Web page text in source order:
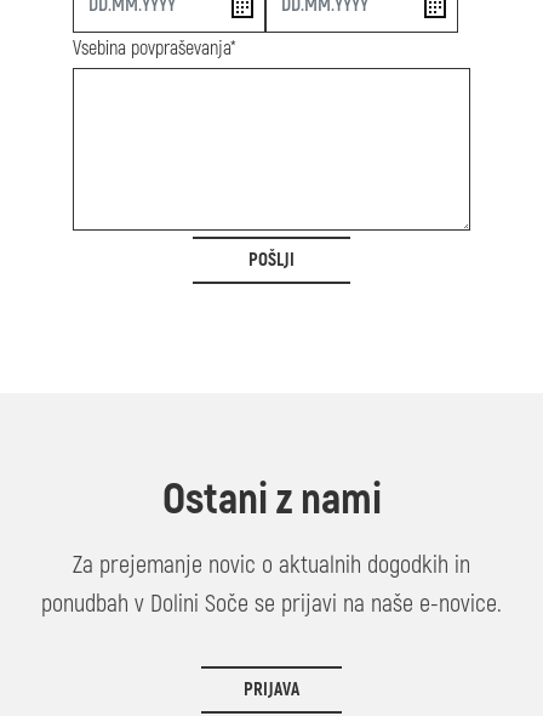
Vsebina povpraševanja*
POŠLJI
Ostani z nami
Za prejemanje novic o aktualnih dogodkih in
ponudbah v Dolini Soče se prijavi na naše e-novice.
PRIJAVA